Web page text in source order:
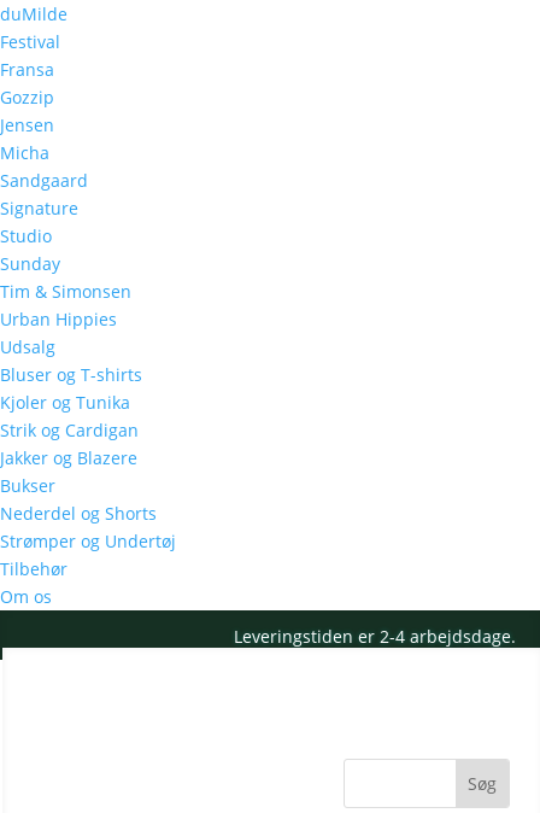
duMilde
Festival
Fransa
Gozzip
Jensen
Micha
Sandgaard
Signature
Studio
Sunday
Tim & Simonsen
Urban Hippies
Udsalg
Bluser og T-shirts
Kjoler og Tunika
Strik og Cardigan
Jakker og Blazere
Bukser
Nederdel og Shorts
Strømper og Undertøj
Tilbehør
Om os
Leveringstiden er 2-4 arbejdsdage.